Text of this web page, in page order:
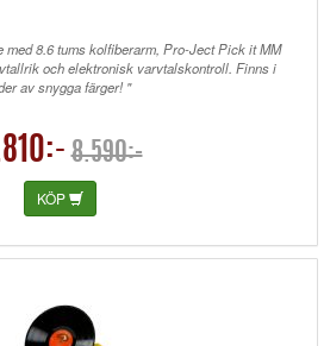
8.6 tums kolfiberarm, Pro-Ject Pick it MM
och elektronisk varvtalskontroll. Finns i
av snygga färger! "
8.590:-
KÖP